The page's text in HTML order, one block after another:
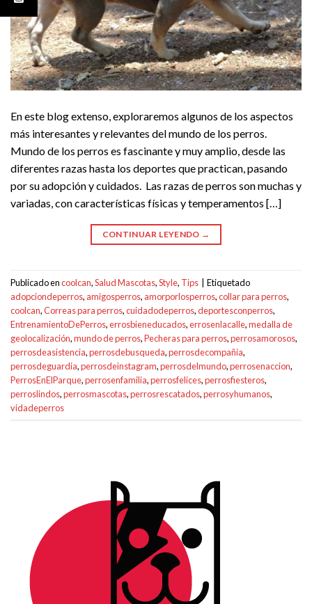
En este blog extenso, exploraremos algunos de los aspectos
más interesantes y relevantes del mundo de los perros.
Mundo de los perros es fascinante y muy amplio, desde las
diferentes razas hasta los deportes que practican, pasando
por su adopción y cuidados. Las razas de perros son muchas y
variadas, con características físicas y temperamentos […]
CONTINUAR LEYENDO →
Publicado encoolcan,Salud Mascotas,Style, Tips | Etiquetado
adopciondeperros, amigosperros, amorporlosperros,collar para perros,
coolcan,Correas para perros,cuidadodeperros,deportesconperros,
EntrenamientoDePerros,errosbieneducados,errosenlacalle,medalla de
geolocalización,mundo de perros,Pecheras para perros,perrosamorosos,
perrosdeasistencia,perrosdebusqueda,perrosdecompañia,
perrosdeguardia,perrosdeinstagram,perrosdelmundo,perrosenaccion,
PerrosEnElParque,perrosenfamilia,perrosfelices,perrosfiesteros,
perroslindos,perrosmascotas,perrosrescatados,perrosyhumanos,
vidadeperros